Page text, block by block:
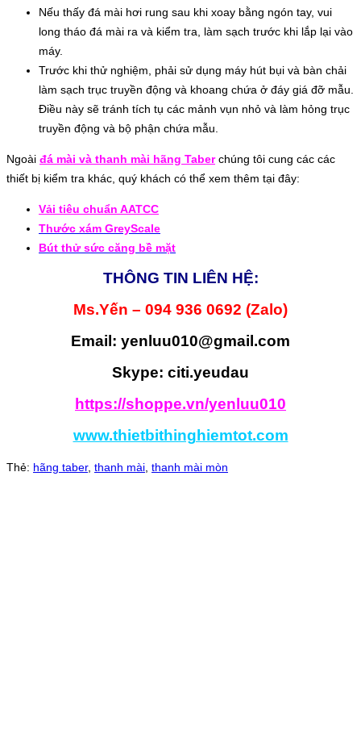
Nếu thấy đá mài hơi rung sau khi xoay bằng ngón tay, vui
long tháo đá mài ra và kiểm tra, làm sạch trước khi lắp lại vào
máy.
Trước khi thử nghiệm, phải sử dụng máy hút bụi và bàn chải
làm sạch trục truyền động và khoang chứa ở đáy giá đỡ mẫu.
Điều này sẽ tránh tích tụ các mảnh vụn nhỏ và làm hỏng trục
truyền động và bộ phận chứa mẫu.
Ngoài đá mài và thanh mài hãng Taberchúng tôi cung các các
thiết bị kiểm tra khác, quý khách có thể xem thêm tại đây:
Vải tiêu chuẩn AATCC
Thước xám GreyScale
Bút thử sức căng bề mặt
THÔNG TIN LIÊN HỆ:
Ms.Yến – 094 936 0692 (Zalo)
Email: yenluu010@gmail.com
Skype: citi.yeudau
https://shoppe.vn/yenluu010
www.thietbithinghiemtot.com
Thẻ: hãng taber, thanh mài thanh mài mòn